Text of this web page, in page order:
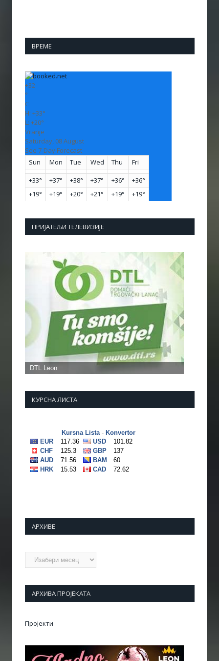
ВРЕМЕ
+32
°
C
H: +33°
L: +20°
Vranje
Saturday, 08 August
See 7-Day Forecast
Sun
Mon Tue Wed Thu Fri
+33° +37° +38° +37° +36° +36°
+19° +19° +20° +21° +19° +19°
ПРИЈАТЕЉИ ТЕЛЕВИЗИЈЕ
КУРСНА ЛИСТА
АРХИВЕ
Архиве
АРХИВА ПРОЈЕКАТА
Пројекти